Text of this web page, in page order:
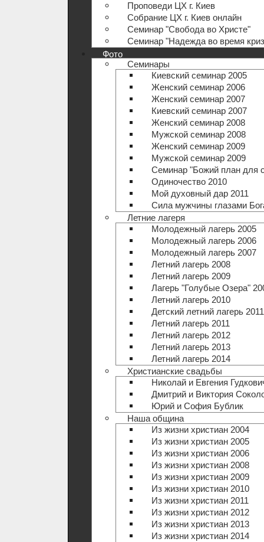
Проповеди ЦХ г. Киев
Собрание ЦХ г. Киев онлайн
Семинар "Свобода во Христе"
Семинар "Надежда во время
Фото
Семинары
Киевский семинар 2005
Женский семинар 2006
Женский семинар 2007
Киевский семинар 2007
Женский семинар 2008
Мужской семинар 2008
Женский семинар 2009
Мужской семинар 2009
Семинар "Божий план для
Одиночество 2010
Мой духовный дар 2011
Сила мужчины глазами
Летние лагеря
Молодежный лагерь 2005
Молодежный лагерь 2006
Молодежный лагерь 2007
Летний лагерь 2008
Летний лагерь 2009
Лагерь "Голубые Озера"
Летний лагерь 2010
Детский летний лагерь 2011
Летний лагерь 2011
Летний лагерь 2012
Летний лагерь 2013
Летний лагерь 2014
Христианские свадьбы
Николай и Евгения
Дмитрий и Виктория
Юрий и София Бублик
Наша община
Из жизни христиан 2004
Из жизни христиан 2005
Из жизни христиан 2006
Из жизни христиан 2008
Из жизни христиан 2009
Из жизни христиан 2010
Из жизни христиан 2011
Из жизни христиан 2012
Из жизни христиан 2013
Из жизни христиан 2014